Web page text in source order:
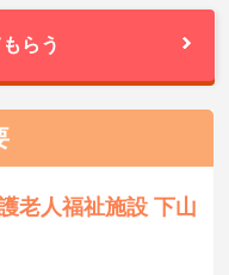
らう
老人福祉施設 下山